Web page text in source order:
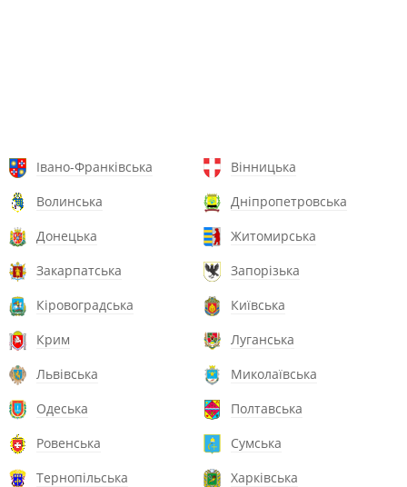
Івано-Франківська
Вінницька
Волинська
Дніпропетровська
Донецька
Житомирська
Закарпатська
Запорізька
Кіровоградська
Київська
Крим
Луганська
Львівська
Миколаївська
Одеська
Полтавська
Ровенська
Сумська
Тернопільська
Харківська